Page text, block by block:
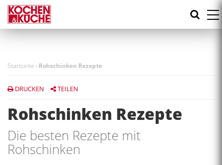
Direkt
zum
Inhalt
Startseite -Rohschinken Rezepte
DRUCKEN TEILEN
Rohschinken Rezepte
Die besten Rezepte mit
Rohschinken